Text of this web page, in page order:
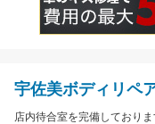
宇佐美ボディリペ
店内待合室を完備しておりま